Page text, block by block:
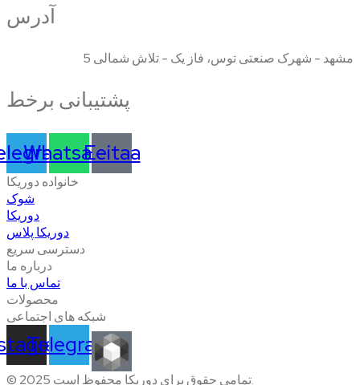
آدرس
مشهد - شهرک صنعتی توس، فاز یک - تلاش شمالی 5
پشتیبانی برخط
Whatsapp
Eeitaa
خانواده دوریکا
شوک
دوریکا
دوریکا پلاس
دسترسی سریع
درباره ما
تماس با ما
محصولات
شبکه های اجتماعی
Telegram
© 2025 تمامی حقوق برای دوریکا محفوظ است.